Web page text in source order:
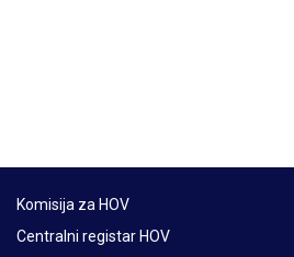
Komisija za HOV
Centralni registar HOV